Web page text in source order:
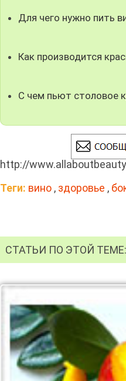
Для чего нужно пить
Как производится
С чем пьют столовое
http://
Теги: вино , здоровье ,
СТАТЬИ ПО ЭТОЙ ТЕМЕ: